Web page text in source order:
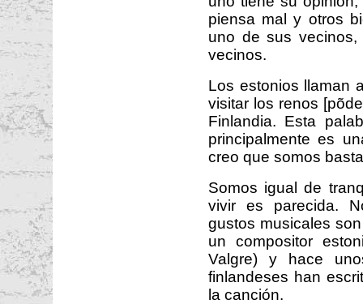
piensa mal y otros
uno de sus
vecinos.
Los estonios llaman
visitar los renos
Finlandia. Esta
principalmente es
creo que somos
Somos igual de
vivir es parecida.
gustos musicales
un compositor
Valgre) y hace
finlandeses han
la canción.